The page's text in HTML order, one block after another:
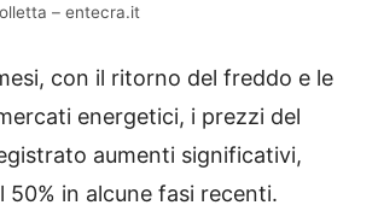
– entecra.it
con il ritorno del freddo e le
energetici, i prezzi del
aumenti significativi,
50% in alcune fasi recenti.